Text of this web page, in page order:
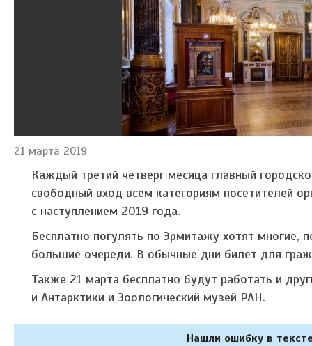
21 марта 2019
Каждый третий четверг месяца главный
свободный вход всем категориям посетителей
с наступлением 2019 года.
Бесплатно погулять по Эрмитажу хотят многие,
большие очереди. В обычные дни билет для
Также 21 марта бесплатно будут работать и
и Антарктики и Зоологический музей РАН.
Нашли ошибку в